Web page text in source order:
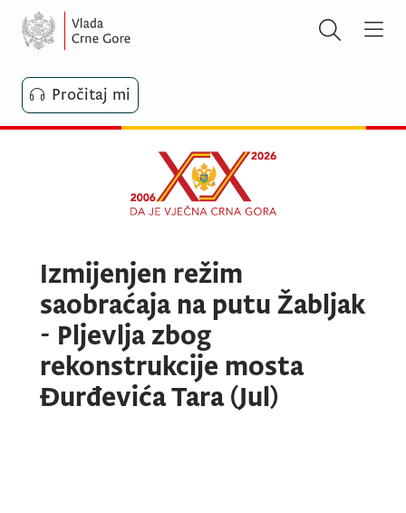
Pročitaj mi
Izmijenjen režim
saobraćaja na putu Žabljak
- Pljevlja zbog
rekonstrukcije mosta
Đurđevića Tara (Jul)